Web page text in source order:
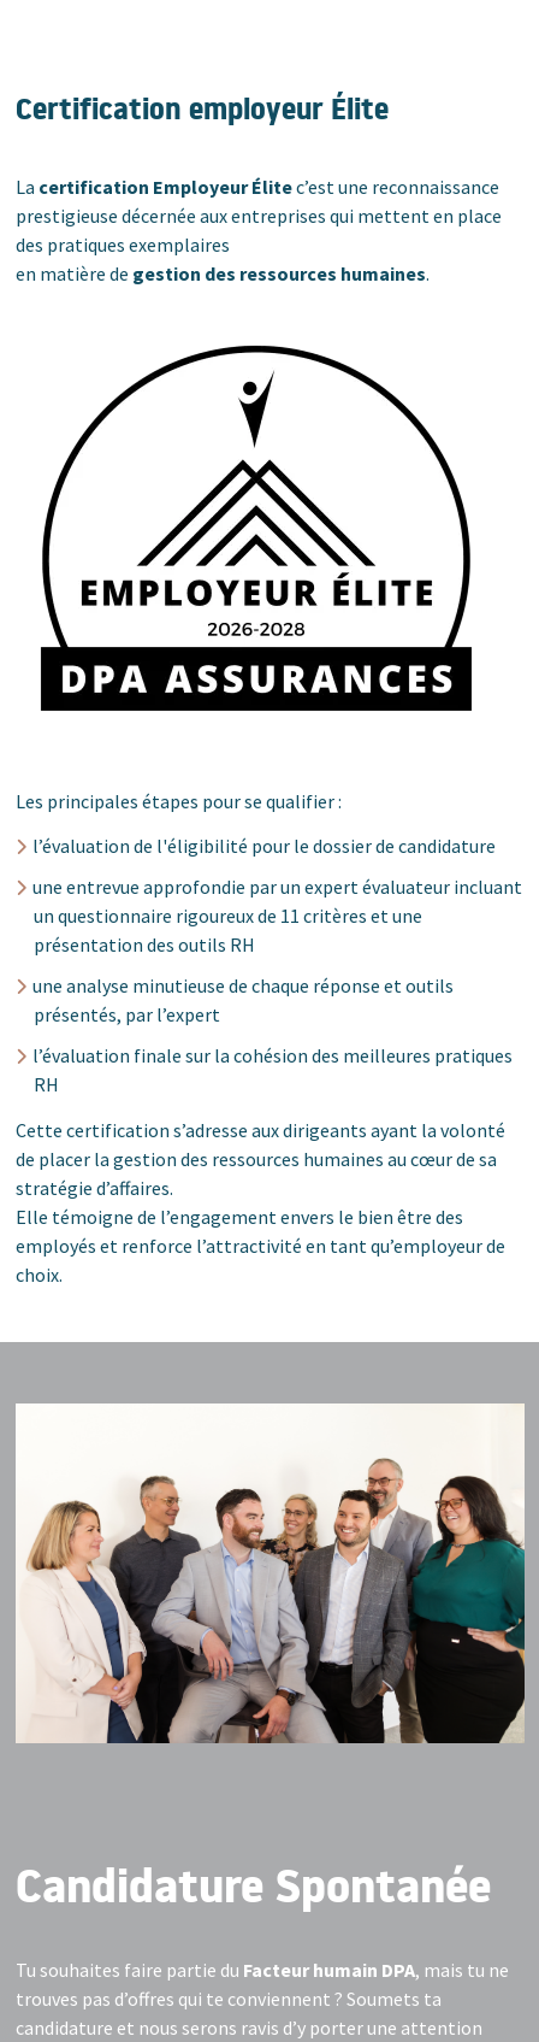
Certification employeur Élite
La certification Employeur Élitec’est une reconnaissance
prestigieuse décernée aux entreprises qui mettent en place
des pratiques exemplaires
en matière de gestion des ressources humaines.
Les principales étapes pour se qualifier :
l’évaluation de l'éligibilité pour le dossier de candidature
une entrevue approfondie par un expert évaluateur incluant
un questionnaire rigoureux de 11 critères et une
présentation des outils RH
une analyse minutieuse de chaque réponse et outils
présentés, par l’expert
l’évaluation finale sur la cohésion des meilleures pratiques
RH
Cette certification s’adresse aux dirigeants ayant la volonté
de placer la gestion des ressources humaines au cœur de sa
stratégie d’affaires.
Elle témoigne de l’engagement envers le bien être des
employés et renforce l’attractivité en tant qu’employeur de
choix.
Candidature Spontanée
Tu souhaites faire partie du Facteur humain DPA, mais tu ne
trouves pas d’offres qui te conviennent ? Soumets ta
candidature et nous serons ravis d’y porter une attention